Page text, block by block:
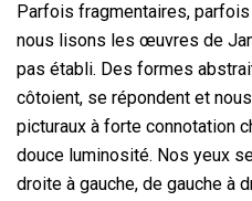
Parfois fragmentaires, parfois
nous lisons les œuvres de
pas établi. Des formes
côtoient, se répondent et
picturaux à forte connotation
douce luminosité. Nos yeux
droite à gauche, de gauche à